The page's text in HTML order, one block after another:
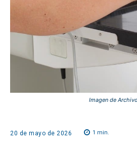
Imagen de Archivo
20 de mayo de 2026 1 min.